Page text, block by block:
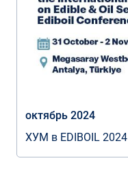
октябрь 2024
ХУМ в EDIBOIL 2024